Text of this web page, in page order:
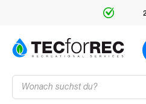
Products
search